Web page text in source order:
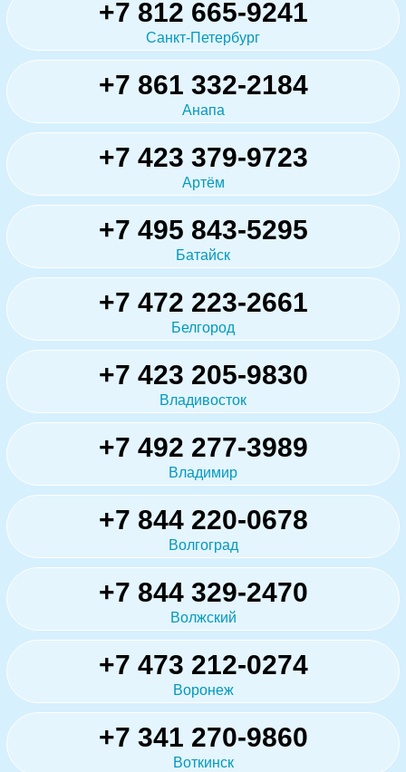
+7 812 665-9241
Санкт-Петербург
+7 861 332-2184
Анапа
+7 423 379-9723
Артём
+7 495 843-5295
Батайск
+7 472 223-2661
Белгород
+7 423 205-9830
Владивосток
+7 492 277-3989
Владимир
+7 844 220-0678
Волгоград
+7 844 329-2470
Волжский
+7 473 212-0274
Воронеж
+7 341 270-9860
Воткинск